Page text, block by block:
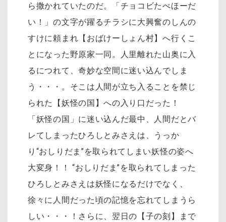
ら撒かれていたのだ。「チョコビたべほーだ
い！」の文字が躍るチラシに大興奮のしんの
すけに頼まれ【おばけーしょん村】へ行くこ
とになった野原家一同。人里離れた山奥に入
るにつれて、奇妙な空間に迷い込んでしま
う・・・。そこは人間が立ち入ることを禁じ
られた【妖怪の国】への入り口だった！
「妖怪の国」に迷い込んだ最中、人間だとバ
レてしまったひろしとみさえは、うっか
り“おしりだま”を取られてしまい妖怪の姿へ
大変身！！ “おしりだま”を取られてしまった
ひろしとみさえは妖怪になるだけでなく、
徐々に人間だった頃の記憶を忘れてしまうら
しい・・・！さらに、翌日の【子の刻】まで